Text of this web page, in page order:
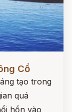
Cổ
tạo trong
quá
hồn vào